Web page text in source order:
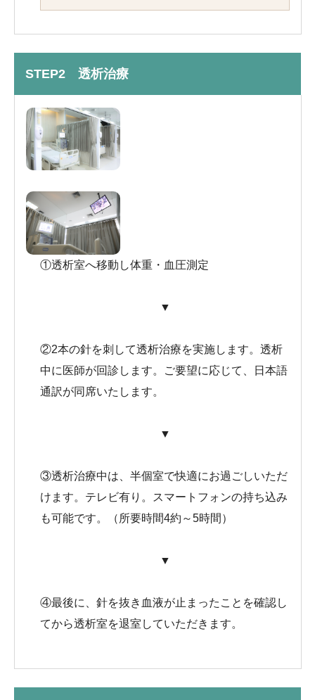
STEP2 透析治療
①透析室へ移動し体重・ 血圧測定
▼
②2本の針を刺して透析治療を実施します。透析
中に医師が回診します。ご要望に応じて、日本語
通訳が同席いたします。
▼
③透析治療中は、半個室で快適にお過ごしいただ
けます。テレビ有り。スマートフォンの持ち込み
も可能です。（所要時間4約～5時間）
▼
④最後に、針を抜き血液が止まったことを確認し
てから透析室を退室していただきます。